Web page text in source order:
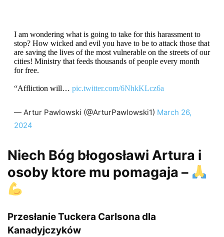
I am wondering what is going to take for this harassment to
stop? How wicked and evil you have to be to attack those that
are saving the lives of the most vulnerable on the streets of our
cities! Ministry that feeds thousands of people every month
for free.
“Affliction will… pic.twitter.com/6NhkKLcz6a
— Artur Pawlowski (@ArturPawlowski1) March 26,
2024
Niech Bóg błogosławi Artura i
osoby ktore mu pomagaja –
Przesłanie Tuckera Carlsona dla
Kanadyjczyków